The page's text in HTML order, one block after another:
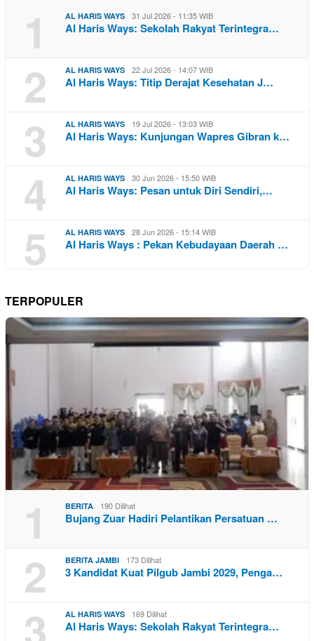
1 AL HARIS WAYS 31 Jul 2026 - 11:35 WIB
Al Haris Ways: Sekolah Rakyat Terintegra…
2 AL HARIS WAYS 22 Jul 2026 - 14:07 WIB
Al Haris Ways: Titip Derajat Kesehatan J…
3 AL HARIS WAYS 19 Jul 2026 - 13:03 WIB
Al Haris Ways: Kunjungan Wapres Gibran k…
4 AL HARIS WAYS 30 Jun 2026 - 15:50 WIB
Al Haris Ways: Pesan untuk Diri Sendiri,…
5 AL HARIS WAYS 28 Jun 2026 - 15:14 WIB
Al Haris Ways : Pekan Kebudayaan Daerah …
TERPOPULER
1 BERITA 190 Dilihat
Bujang Zuar Hadiri Pelantikan Persatuan …
2 BERITA JAMBI 173 Dilihat
3 Kandidat Kuat Pilgub Jambi 2029, Penga…
AL HARIS WAYS 169 Dilihat
Al Haris Ways: Sekolah Rakyat Terintegra…